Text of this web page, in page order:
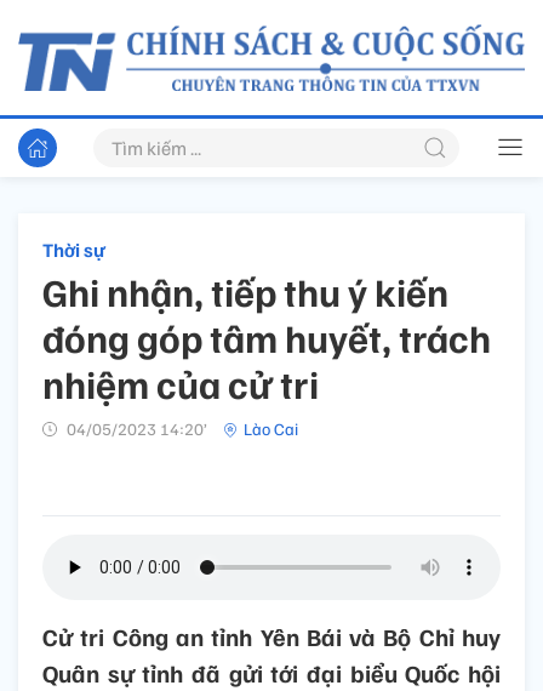
Thời sự
Ghi nhận, tiếp thu ý kiến
đóng góp tâm huyết, trách
nhiệm của cử tri
04/05/2023 14:20’ Lào Cai
Cử tri Công an tỉnh Yên Bái và Bộ Chỉ huy
Quân sự tỉnh đã gửi tới đại biểu Quốc hội